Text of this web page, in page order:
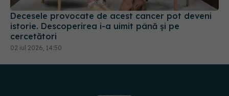
Decesele provocate de acest cancer pot deveni
istorie. Descoperirea i-a uimit până și pe
cercetători
02 iul 2026, 14:50